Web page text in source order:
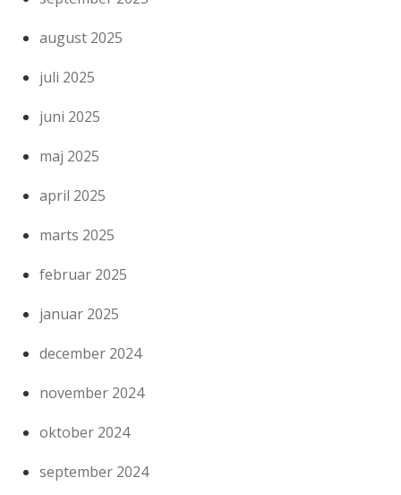
august 2025
juli 2025
juni 2025
maj 2025
april 2025
marts 2025
februar 2025
januar 2025
december 2024
november 2024
oktober 2024
september 2024